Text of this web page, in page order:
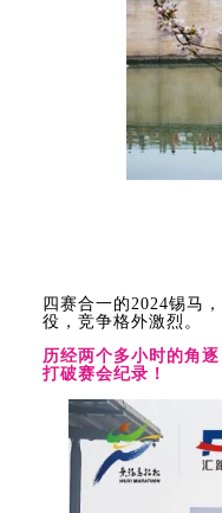
四赛合一的2024锡马
役，竞争格外激烈。
历经两个多小时的角逐
打破赛会纪录！